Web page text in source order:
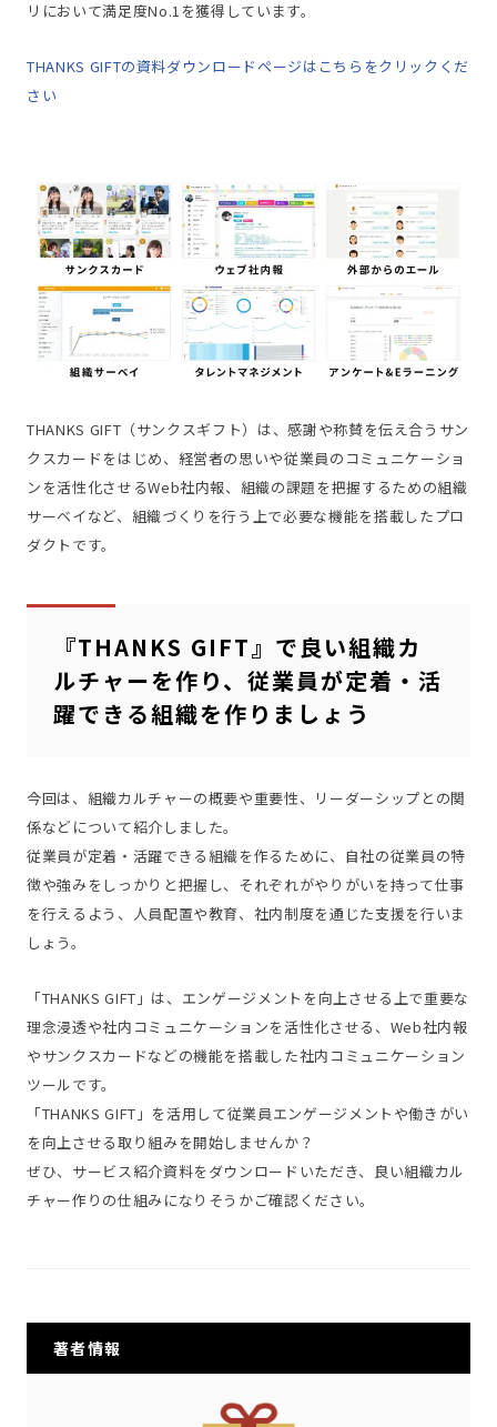
リにおいて満足度No.1を獲得しています。
THANKS GIFTの資料ダウンロードページはこちらをクリックくだ
さい
THANKS GIFT（サンクスギフト）は、感謝や称賛を伝え合うサン
クスカードをはじめ、経営者の思いや従業員のコミュニケーショ
ンを活性化させるWeb社内報、組織の課題を把握するための組織
サーベイなど、組織づくりを行う上で必要な機能を搭載したプロ
ダクトです。
『THANKS GIFT』で良い組織カ
ルチャーを作り、従業員が定着・活
躍できる組織を作りましょう
今回は、組織カルチャーの概要や重要性、リーダーシップとの関
係などについて紹介しました。
従業員が定着・活躍できる組織を作るために、自社の従業員の特
徴や強みをしっかりと把握し、それぞれがやりがいを持って仕事
を行えるよう、人員配置や教育、社内制度を通じた支援を行いま
しょう。
「THANKS GIFT」は、エンゲージメントを向上させる上で重要な
理念浸透や社内コミュニケーションを活性化させる、Web社内報
やサンクスカードなどの機能を搭載した社内コミュニケーション
ツールです。
「THANKS GIFT」を活用して従業員エンゲージメントや働きがい
を向上させる取り組みを開始しませんか？
ぜひ、サービス紹介資料をダウンロードいただき、良い組織カル
チャー作りの仕組みになりそうかご確認ください。
著者情報